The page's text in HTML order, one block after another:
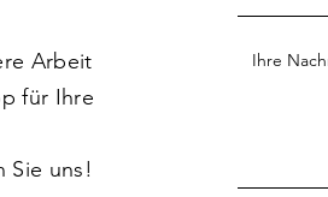
Arbeit
für Ihre
Sie uns!